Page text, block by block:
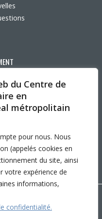
du Centre de
en
métropolitain
pour nous. Nous
(appelés cookies en
du site, ainsi
votre expérience de
informations,
confidentialité.
droits réservés.